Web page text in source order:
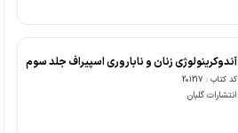
آندوکرینولوژی زنان و ناباروری اسپیراف جلد سوم
کد کتاب : 201217
انتشارات گلبان